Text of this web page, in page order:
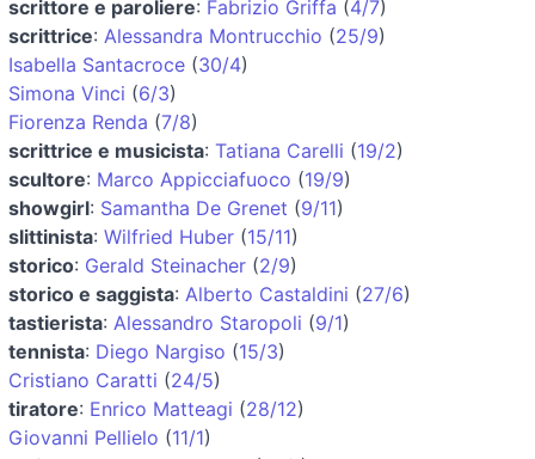
scrittore e paroliere: Fabrizio Griffa (4/7)
scrittrice: Alessandra Montrucchio (25/9)
Isabella Santacroce (30/4)
Simona Vinci (6/3)
Fiorenza Renda (7/8)
scrittrice e musicista: Tatiana Carelli (19/2)
scultore: Marco Appicciafuoco (19/9)
showgirl: Samantha De Grenet (9/11)
slittinista: Wilfried Huber (15/11)
storico: Gerald Steinacher (2/9)
storico e saggista: Alberto Castaldini (27/6)
tastierista: Alessandro Staropoli (9/1)
tennista: Diego Nargiso (15/3)
Cristiano Caratti (24/5)
tiratore: Enrico Matteagi (28/12)
Giovanni Pellielo (11/1)